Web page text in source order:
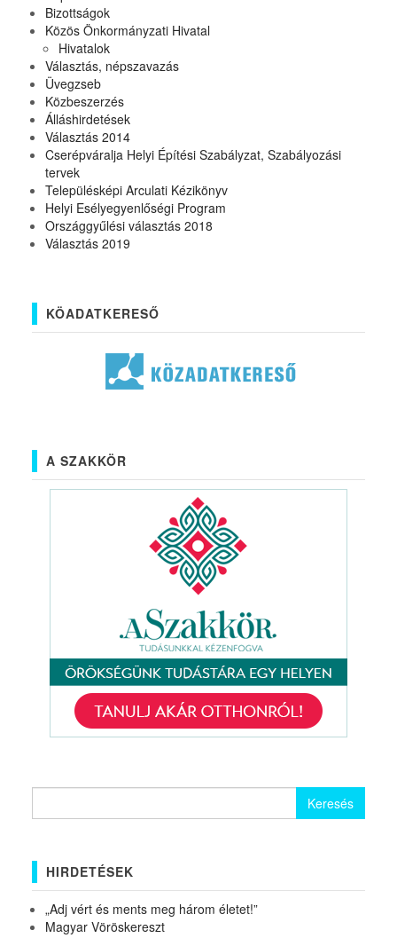
Bizottságok
Közös Önkormányzati Hivatal
Hivatalok
Választás, népszavazás
Üvegzseb
Közbeszerzés
Álláshirdetések
Választás 2014
Cserépváralja Helyi Építési Szabályzat, Szabályozási
tervek
Településképi Arculati Kézikönyv
Helyi Esélyegyenlőségi Program
Országgyűlési választás 2018
Választás 2019
KÖADATKERESŐ
A SZAKKÖR
HIRDETÉSEK
„Adj vért és ments meg három életet!”
Magyar Vöröskereszt